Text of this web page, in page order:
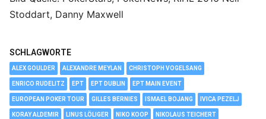
Stoddart, Danny Maxwell
SCHLAGWORTE
ALEX GOULDER ALEXANDRE MEYLAN CHRISTOPH VOGELSANG
ENRICO RUDELITZ EPT EPT DUBLIN EPT MAIN EVENT
EUROPEAN POKER TOUR GILLES BERNIES ISMAEL BOJANG IVICA PEZELJ
KORAY ALDEMIR LINUS LÖLIGER NIKO KOOP NIKOLAUS TEICHERT